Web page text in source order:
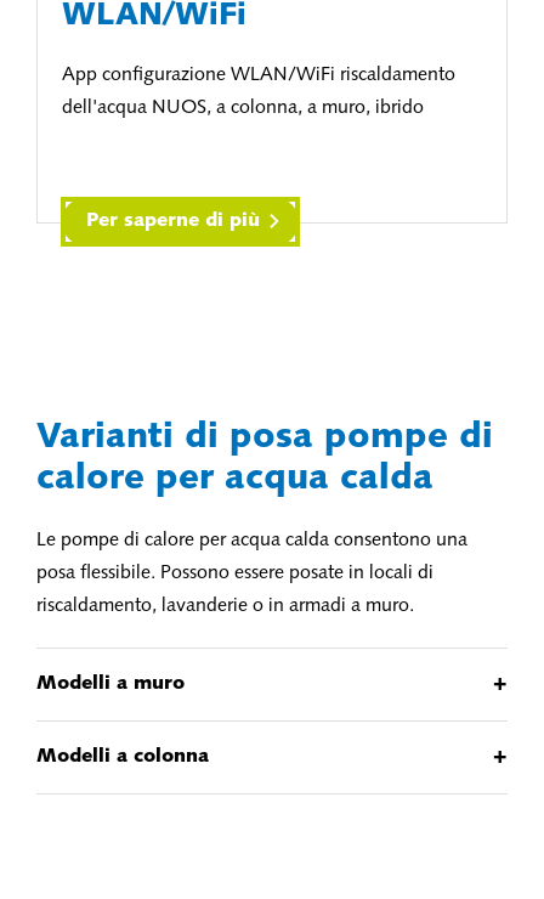
WLAN/WiFi
App configurazione WLAN/WiFi riscaldamento
dell'acqua NUOS, a colonna, a muro, ibrido
Per saperne di più
Varianti di posa pompe di
calore per acqua calda
Le pompe di calore per acqua calda consentono una
posa flessibile. Possono essere posate in locali di
riscaldamento, lavanderie o in armadi a muro.
Modelli a muro +
Modelli a colonna +